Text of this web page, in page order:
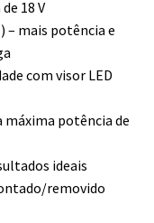
18 V
– mais potência e
com visor LED
potência de
ideais
removido